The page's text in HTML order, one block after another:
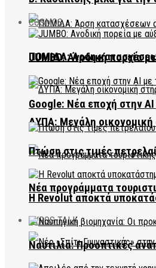
ΠΟΜΙΔΑ: Άρση
ΔΥΠΑ: Μεγάλη οικονομική
Νέα προγράμματα
EVROS TALK
COSMOS
JUMBO: Ανοδική πορεία
Google: Νέα εποχή στην
Πτώση στις τιμές
Η Revolut αποκτά
Ναυτιλία: Προοπτικές